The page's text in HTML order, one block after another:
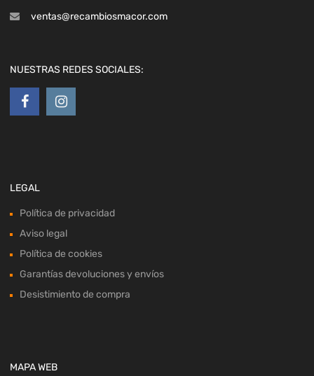
ventas@recambiosmacor.com
NUESTRAS REDES SOCIALES:
LEGAL
Política de privacidad
Aviso legal
Política de cookies
Garantías devoluciones y envíos
Desistimiento de compra
MAPA WEB